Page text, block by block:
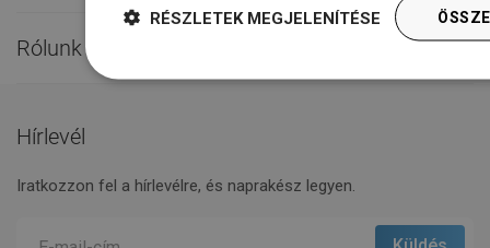
Rólunk 
Hírlevél
Iratkozzon fel a hírlevélre, és naprakész legyen.
RÉSZLETEK MEGJELENÍTÉSE